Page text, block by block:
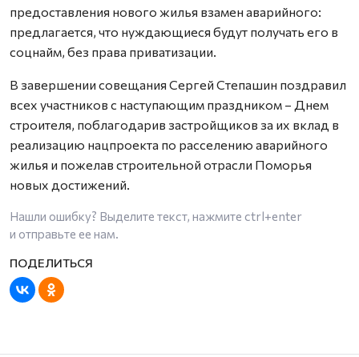
предоставления нового жилья взамен аварийного:
предлагается, что нуждающиеся будут получать его в
соцнайм, без права приватизации.
В завершении совещания Сергей Степашин поздравил
всех участников с наступающим праздником – Днем
строителя, поблагодарив застройщиков за их вклад в
реализацию нацпроекта по расселению аварийного
жилья и пожелав строительной отрасли Поморья
новых достижений.
Нашли ошибку? Выделите текст, нажмите ctrl+enter
и отправьте ее нам.